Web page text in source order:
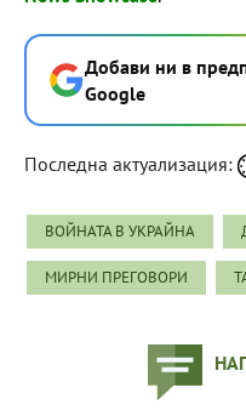
Добави ни в
Google
Последна актуализация:
ВОЙНАТА В УКРАЙНА
МИРНИ ПРЕГОВОРИ